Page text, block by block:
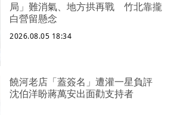
局」難消氣、地方拱再戰 竹北靠攏
白營留懸念
2026.08.05 18:34
饒河老店「蓋簽名」遭灌一星負評
沈伯洋盼蔣萬安出面勸支持者